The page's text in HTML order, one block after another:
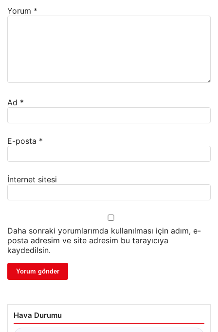
Yorum *
Ad *
E-posta *
İnternet sitesi
Daha sonraki yorumlarımda kullanılması için adım, e-
posta adresim ve site adresim bu tarayıcıya
kaydedilsin.
Hava Durumu